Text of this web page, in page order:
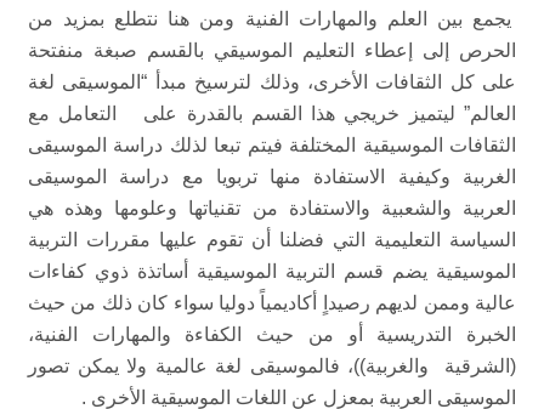
يجمع بين العلم والمهارات الفنية ومن هنا نتطلع بمزيد من
الحرص إلى إعطاء التعليم الموسيقي بالقسم صبغة منفتحة
على كل الثقافات الأخرى، وذلك لترسيخ مبدأ “الموسيقى لغة
العالم” ليتميز خريجي هذا القسم بالقدرة على التعامل مع
الثقافات الموسيقية المختلفة فيتم تبعا لذلك دراسة الموسيقى
الغربية وكيفية الاستفادة منها تربويا مع دراسة الموسيقى
العربية والشعبية والاستفادة من تقنياتها وعلومها وهذه هي
السياسة التعليمية التي فضلنا أن تقوم عليها مقررات التربية
الموسيقية يضم قسم التربية الموسيقية أساتذة ذوي كفاءات
عالية وممن لديهم رصيداٍ أكاديمياً دوليا سواء كان ذلك من حيث
الخبرة التدريسية أو من حيث الكفاءة والمهارات الفنية،
(الشرقية والغربية))، فالموسيقى لغة عالمية ولا يمكن تصور
الموسيقى العربية بمعزل عن اللغات الموسيقية الأخرى .